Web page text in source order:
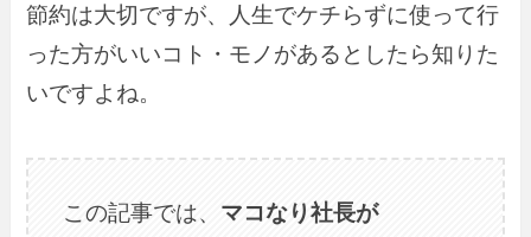
節約は大切ですが、人生でケチらずに使って行
った方がいいコト・モノがあるとしたら知りた
いですよね。
この記事では、 マコなり社長が